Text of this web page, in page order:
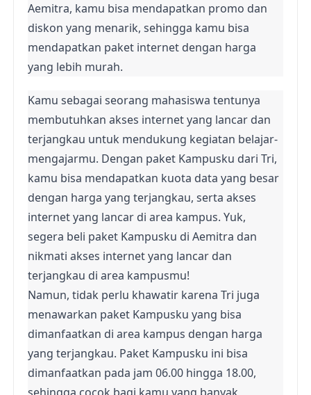
Aemitra, kamu bisa mendapatkan promo dan
diskon yang menarik, sehingga kamu bisa
mendapatkan paket internet dengan harga
yang lebih murah.
Kamu sebagai seorang mahasiswa tentunya
membutuhkan akses internet yang lancar dan
terjangkau untuk mendukung kegiatan belajar-
mengajarmu. Dengan paket Kampusku dari Tri,
kamu bisa mendapatkan kuota data yang besar
dengan harga yang terjangkau, serta akses
internet yang lancar di area kampus. Yuk,
segera beli paket Kampusku di Aemitra dan
nikmati akses internet yang lancar dan
terjangkau di area kampusmu!
Namun, tidak perlu khawatir karena Tri juga
menawarkan paket Kampusku yang bisa
dimanfaatkan di area kampus dengan harga
yang terjangkau. Paket Kampusku ini bisa
dimanfaatkan pada jam 06.00 hingga 18.00,